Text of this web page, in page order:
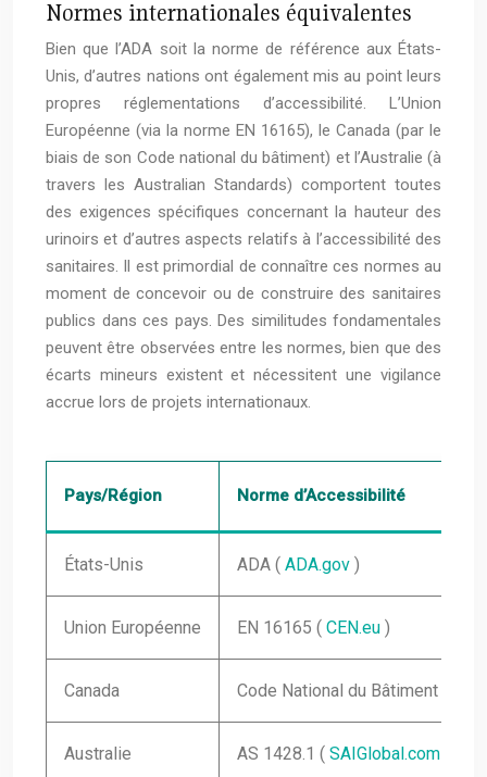
Normes internationales équivalentes
Bien que l’ADA soit la norme de référence aux États-
Unis, d’autres nations ont également mis au point leurs
propres réglementations d’accessibilité. L’Union
Européenne (via la norme EN 16165), le Canada (par le
biais de son Code national du bâtiment) et l’Australie (à
travers les Australian Standards) comportent toutes
des exigences spécifiques concernant la hauteur des
urinoirs et d’autres aspects relatifs à l’accessibilité des
sanitaires. Il est primordial de connaître ces normes au
moment de concevoir ou de construire des sanitaires
publics dans ces pays. Des similitudes fondamentales
peuvent être observées entre les normes, bien que des
écarts mineurs existent et nécessitent une vigilance
accrue lors de projets internationaux.
Pays/Région Norme d’Accessibilité
États-Unis ADA ( ADA.gov )
Union Européenne EN 16165 ( CEN.eu )
Canada Code National du Bâtiment (
Australie AS 1428.1 ( SAIGlobal.com